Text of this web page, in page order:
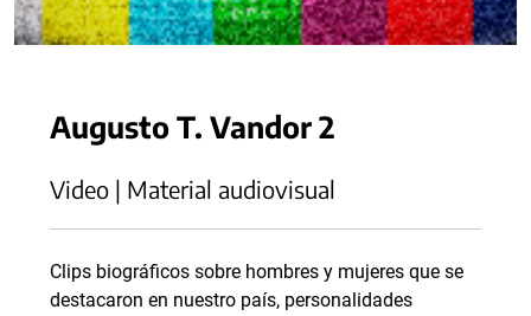
Augusto T. Vandor 2
Video | Material audiovisual
Clips biográficos sobre hombres y mujeres que se
destacaron en nuestro país, personalidades